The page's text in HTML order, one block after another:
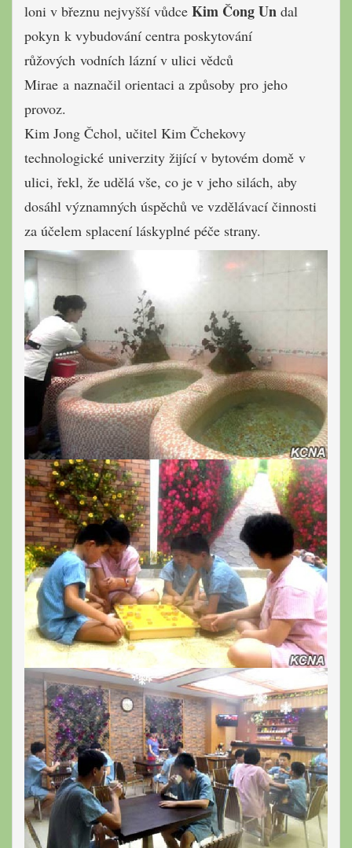
loni v březnu nejvyšší vůdce Kim Čong Un dal
pokyn k vybudování centra poskytování
růžových vodních lázní v ulici vědců
Mirae a naznačil orientaci a způsoby pro jeho
provoz.
Kim Jong Čchol, učitel Kim Čchekovy
technologické univerzity žijící v bytovém domě v
ulici, řekl, že udělá vše, co je v jeho silách, aby
dosáhl významných úspěchů ve vzdělávací činnosti
za účelem splacení láskyplné péče strany.